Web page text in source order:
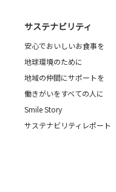
サステナビリティ
安心でおいしいお食事を
地球環境のために
地域の仲間にサポートを
働きがいをすべての人に
Smile Story
サステナビリティレポート